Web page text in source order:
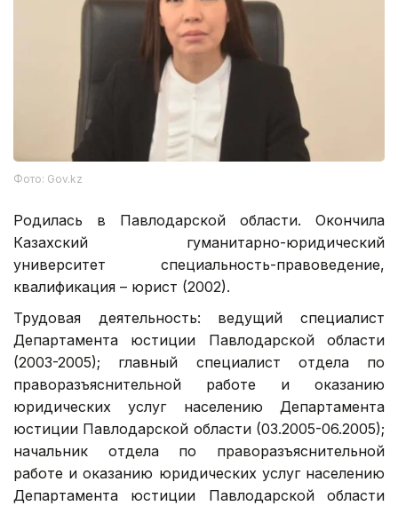
Фото: Gov.kz
Родилась в Павлодарской области. Окончила
Казахский гуманитарно-юридический
университет специальность-правоведение,
квалификация – юрист (2002).
Трудовая деятельность: ведущий специалист
Департамента юстиции Павлодарской области
(2003-2005); главный специалист отдела по
праворазъяснительной работе и оказанию
юридических услуг населению Департамента
юстиции Павлодарской области (03.2005-06.2005);
начальник отдела по праворазъяснительной
работе и оказанию юридических услуг населению
Департамента юстиции Павлодарской области